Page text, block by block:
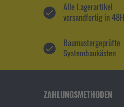
Alle Lagerartikel
versandfertig in 48H
Baumustergeprüfte
Systembaukästen
ZAHLUNGSMETHODEN